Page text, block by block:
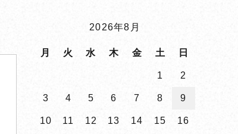
2026年8月
月 火 水 木 金 土 日
1 2
3 4 5 6 7 8 9
10 11 12 13 14 15 16